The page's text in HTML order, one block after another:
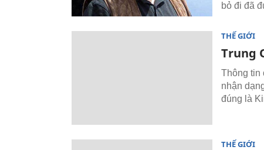
bỏ đi đã
THẾ GIỚI
Trung
Thông tin
nhận
đúng là
THẾ GIỚI